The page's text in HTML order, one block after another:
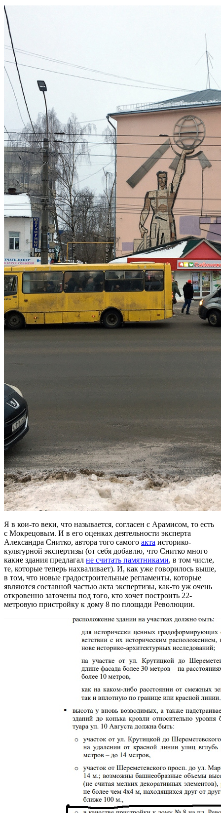
Я в кои-то веки, что называется, согласен с Арамисом, то есть
с Мокрецовым. И в его оценках деятельности эксперта
Александра Снитко, автора того самого акта историко-
культурной экспертизы (от себя добавлю, что Снитко много
какие здания предлагал не считать памятниками, в том числе,
те, которые теперь нахваливает). И, как уже говорилось выше,
в том, что новые градостроительные регламенты, которые
являются составной частью акта экспертизы, как-то уж очень
откровенно заточены под того, кто хочет построить 22-
метровую пристройку к дому 8 по площади Революции.